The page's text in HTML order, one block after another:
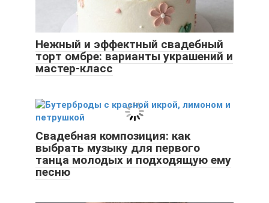
Нежный и эффектный свадебный
торт омбре: варианты украшений и
мастер-класс
Свадебная композиция: как
выбрать музыку для первого
танца молодых и подходящую ему
песню